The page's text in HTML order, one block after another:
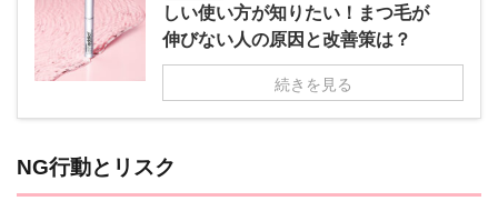
しい使い方が知りたい！まつ毛が
伸びない人の原因と改善策は？
続きを見る
NG行動とリスク